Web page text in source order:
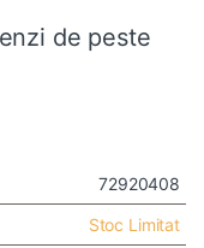
de peste
72920408
Stoc Limitat